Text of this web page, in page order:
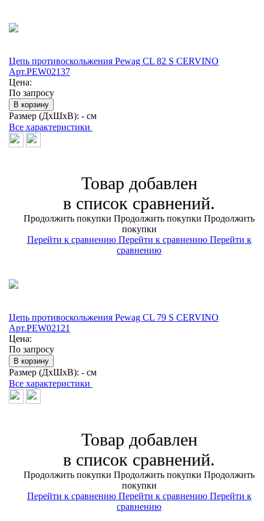
Цепь противоскольжения Pewag CL 82 S CERVINO
Арт.PEW02137
Цена:
По запросу
В корзину
Размер (ДхШхВ): - см
Все характеристики
Товар добавлен
в список сравнений.
Продолжить покупки Продолжить покупки Продолжить
покупки
Перейти к сравнению Перейти к сравнению Перейти к
сравнению
Цепь противоскольжения Pewag CL 79 S CERVINO
Арт.PEW02121
Цена:
По запросу
В корзину
Размер (ДхШхВ): - см
Все характеристики
Товар добавлен
в список сравнений.
Продолжить покупки Продолжить покупки Продолжить
покупки
Перейти к сравнению Перейти к сравнению Перейти к
сравнению